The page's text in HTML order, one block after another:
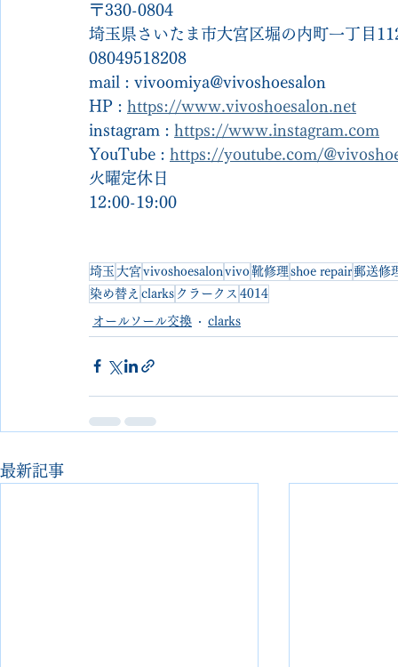
〒330-0804
埼玉県さいたま市大宮区堀の内町一丁目
08049518208
mail : vivoomiya@vivoshoesalon
HP : https://www.vivoshoesalon.net
instagram : https://www.instagram.com
YouTube : https://youtube.com/
火曜定休日
12:00-19:00
埼玉 大宮vivoshoesalon vivo靴修理 shoe repair郵送修
染め替え clarks クラークス 4014
オールソール交換 clarks
最新記事